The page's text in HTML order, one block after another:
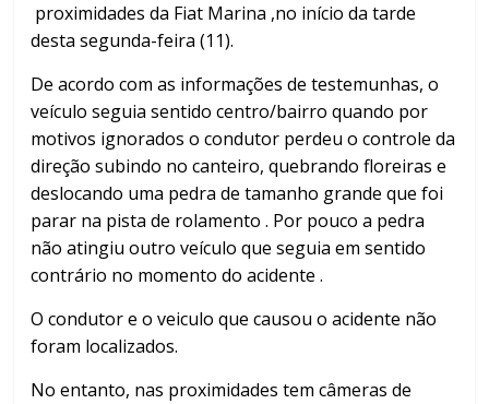
proximidades da Fiat Marina ,no início da tarde
desta segunda-feira (11).
De acordo com as informações de testemunhas, o
veículo seguia sentido centro/bairro quando por
motivos ignorados o condutor perdeu o controle da
direção subindo no canteiro, quebrando floreiras e
deslocando uma pedra de tamanho grande que foi
parar na pista de rolamento . Por pouco a pedra
não atingiu outro veículo que seguia em sentido
contrário no momento do acidente .
O condutor e o veiculo que causou o acidente não
foram localizados.
No entanto, nas proximidades tem câmeras de